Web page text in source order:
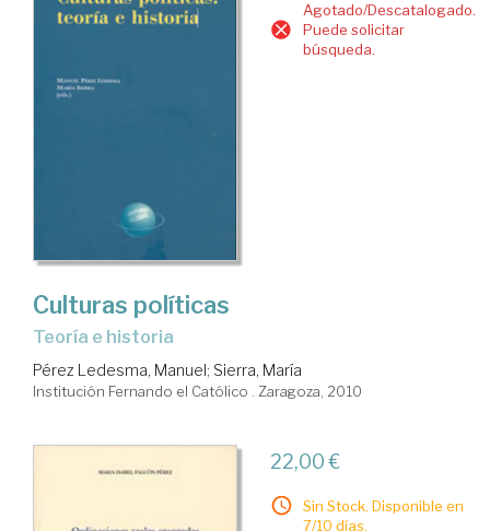
Agotado/Descatalogado.
Puede solicitar
búsqueda.
Culturas políticas
teoría e historia
Pérez Ledesma, Manuel; Sierra, María
Institución Fernando el Católico . Zaragoza, 2010
22,00 €
Sin Stock. Disponible en
7/10 días.